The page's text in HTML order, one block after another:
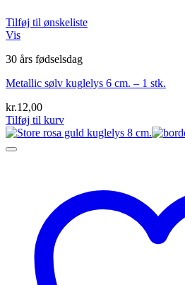
Tilføj til ønskeliste
Vis
30 års fødselsdag
Metallic sølv kuglelys 6 cm. – 1 stk.
kr.12,00
Tilføj til kurv